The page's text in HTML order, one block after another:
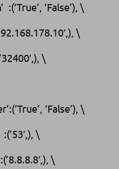
‘False’), \
\
\
‘False’), \
\
\